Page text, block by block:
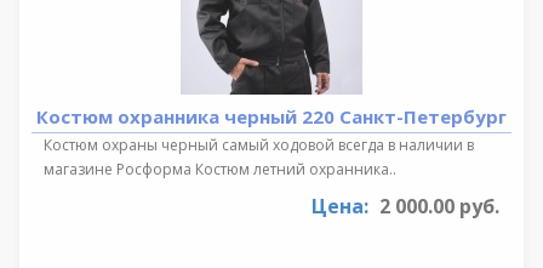
Костюм охранника черный 220 Санкт-Петербург
Костюм охраны черный самый ходовой всегда в наличии в
магазине Росформа Костюм летний охранника..
Цена: 2 000.00 руб.